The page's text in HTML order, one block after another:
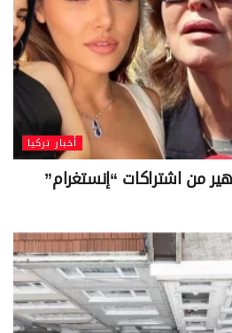
أخبار تركيا
من اشتراكات “إنستغرام”